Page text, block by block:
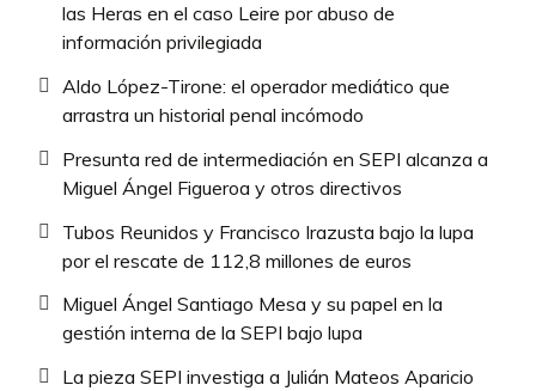
las Heras en el caso Leire por abuso de
información privilegiada
Aldo López-Tirone: el operador mediático que
arrastra un historial penal incómodo
Presunta red de intermediación en SEPI alcanza a
Miguel Ángel Figueroa y otros directivos
Tubos Reunidos y Francisco Irazusta bajo la lupa
por el rescate de 112,8 millones de euros
Miguel Ángel Santiago Mesa y su papel en la
gestión interna de la SEPI bajo lupa
La pieza SEPI investiga a Julián Mateos Aparicio